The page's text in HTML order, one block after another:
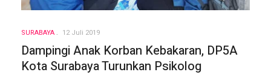
SURABAYA 12 Juli 2019
Dampingi Anak Korban Kebakaran, DP5A
Kota Surabaya Turunkan Psikolog